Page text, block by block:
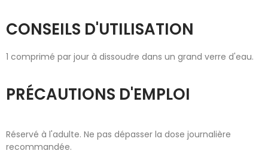
CONSEILS D'UTILISATION
1 comprimé par jour à dissoudre dans un grand verre d'eau.
PRÉCAUTIONS D'EMPLOI
Réservé à l'adulte. Ne pas dépasser la dose journalière
recommandée.